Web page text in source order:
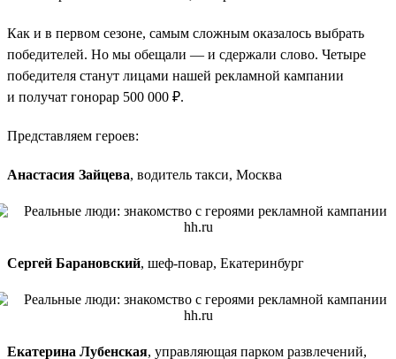
Как и в первом сезоне, самым сложным оказалось выбрать
победителей. Но мы обещали — и сдержали слово. Четыре
победителя станут лицами нашей рекламной кампании
и получат гонорар 500 000 ₽.
Представляем героев:
Анастасия Зайцева, водитель такси, Москва
Сергей Барановский, шеф-повар, Екатеринбург
Екатерина Лубенская, управляющая парком развлечений,